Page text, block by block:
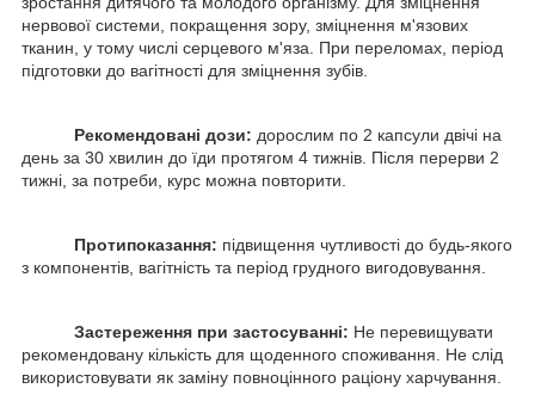
нервової системи, покращення зору, зміцнення м'язових
тканин, у тому числі серцевого м'яза. При переломах, період
підготовки до вагітності для зміцнення зубів.
Рекомендовані дози: дорослим по 2 капсули двічі на
день за 30 хвилин до їди протягом 4 тижнів. Після перерви 2
тижні, за потреби, курс можна повторити.
Протипоказання: підвищення чутливості до будь-якого
з компонентів, вагітність та період грудного вигодовування.
Застереження при застосуванні: Не перевищувати
рекомендовану кількість для щоденного споживання. Не слід
використовувати як заміну повноцінного раціону харчування.